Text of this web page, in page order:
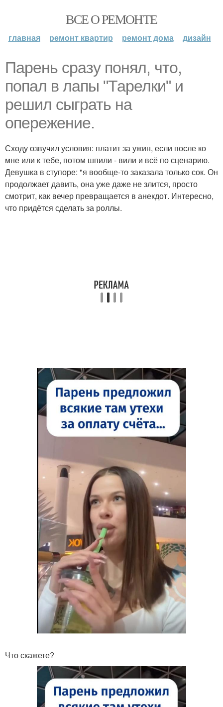
ВСЕ О РЕМОНТЕ
главная ремонт квартир ремонт дома дизайн
Парень сразу понял, что,
попал в лапы "Тарелки" и
решил сыграть на
опережение.
Сходу озвучил условия: платит за ужин, если после ко
мне или к тебе, потом шпили - вили и всё по сценарию.
Девушка в ступоре: "я вообще-то заказала только сок. Он
продолжает давить, она уже даже не злится, просто
смотрит, как вечер превращается в анекдот. Интересно,
что придётся сделать за роллы.
Что скажете?